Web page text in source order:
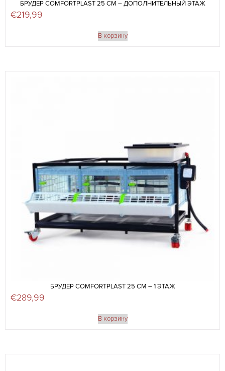
БРУДЕР COMFORTPLAST 25 СМ – ДОПОЛНИТЕЛЬНЫЙ ЭТАЖ
€219,99
В корзину
БРУДЕР COMFORTPLAST 25 СМ – 1 ЭТАЖ
€289,99
В корзину